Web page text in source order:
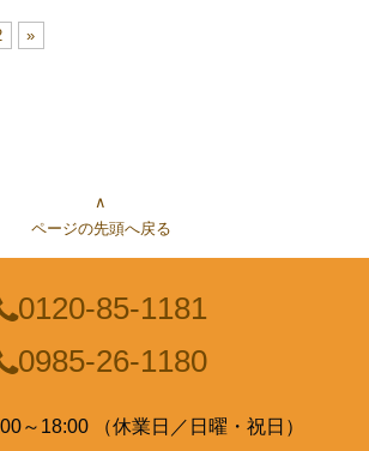
»
∧
ページの先頭へ戻る
0120-85-1181
0985-26-1180
～18:00 （休業日／日曜・祝日）